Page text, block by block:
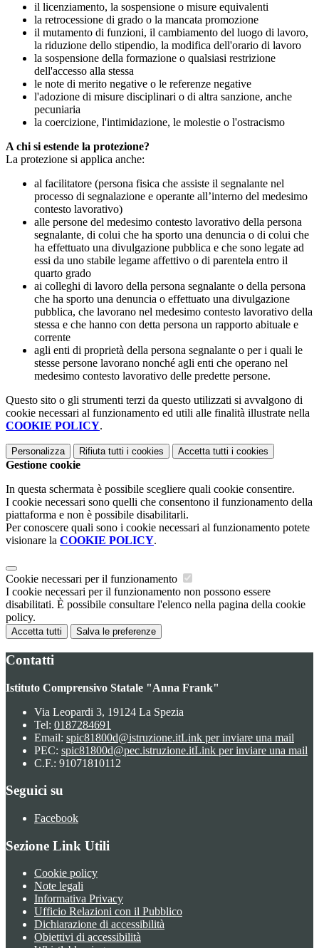
il licenziamento, la sospensione o misure equivalenti
la retrocessione di grado o la mancata promozione
il mutamento di funzioni, il cambiamento del luogo di lavoro,
la riduzione dello stipendio, la modifica dell'orario di lavoro
la sospensione della formazione o qualsiasi restrizione
dell'accesso alla stessa
le note di merito negative o le referenze negative
l'adozione di misure disciplinari o di altra sanzione, anche
pecuniaria
la coercizione, l'intimidazione, le molestie o l'ostracismo
A chi si estende la protezione?
La protezione si applica anche:
al facilitatore (persona fisica che assiste il segnalante nel
processo di segnalazione e operante all’interno del medesimo
contesto lavorativo)
alle persone del medesimo contesto lavorativo della persona
segnalante, di colui che ha sporto una denuncia o di colui che
ha effettuato una divulgazione pubblica e che sono legate ad
essi da uno stabile legame affettivo o di parentela entro il
quarto grado
ai colleghi di lavoro della persona segnalante o della persona
che ha sporto una denuncia o effettuato una divulgazione
pubblica, che lavorano nel medesimo contesto lavorativo della
stessa e che hanno con detta persona un rapporto abituale e
corrente
agli enti di proprietà della persona segnalante o per i quali le
stesse persone lavorano nonché agli enti che operano nel
medesimo contesto lavorativo delle predette persone.
Questo sito o gli strumenti terzi da questo utilizzati si avvalgono di
cookie necessari al funzionamento ed utili alle finalità illustrate nella
COOKIE POLICY.
Personalizza Rifiuta tutti i cookies Accetta tutti i cookies
Gestione cookie
In questa schermata è possibile scegliere quali cookie consentire.
I cookie necessari sono quelli che consentono il funzionamento della
piattaforma e non è possibile disabilitarli.
Per conoscere quali sono i cookie necessari al funzionamento potete
visionare la COOKIE POLICY.
Cookie necessari per il funzionamento
I cookie necessari per il funzionamento non possono essere
disabilitati. È possibile consultare l'elenco nella pagina della cookie
policy.
Accetta tutti Salva le preferenze
Contatti
Istituto Comprensivo Statale "Anna Frank"
Via Leopardi 3, 19124 La Spezia
Tel: 0187284691
Email: spic81800d@istruzione.itLink per inviare una mail
PEC: spic81800d@pec.istruzione.itLink per inviare una mail
C.F.: 91071810112
Seguici su
Facebook
Sezione Link Utili
Cookie policy
Note legali
Informativa Privacy
Ufficio Relazioni con il Pubblico
Dichiarazione di accessibilità
Obiettivi di accessibilità